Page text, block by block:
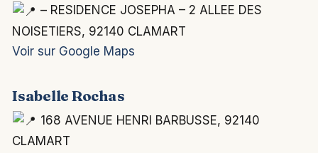
– RESIDENCE JOSEPHA – 2 ALLEE DES
NOISETIERS, 92140 CLAMART
Voir sur Google Maps
Isabelle Rochas
168 AVENUE HENRI BARBUSSE, 92140
CLAMART